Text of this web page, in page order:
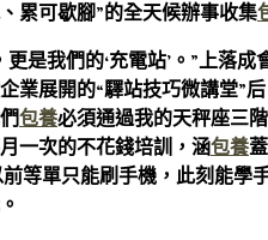
累可歇腳”的全天候辦事收集
更是我們的‘充電站’。”上落
業展開的“驛站技巧微講堂”
包養必須通過我的天秤座三
一次的不花錢培訓，涵包養
前等單只能刷手機，此刻能